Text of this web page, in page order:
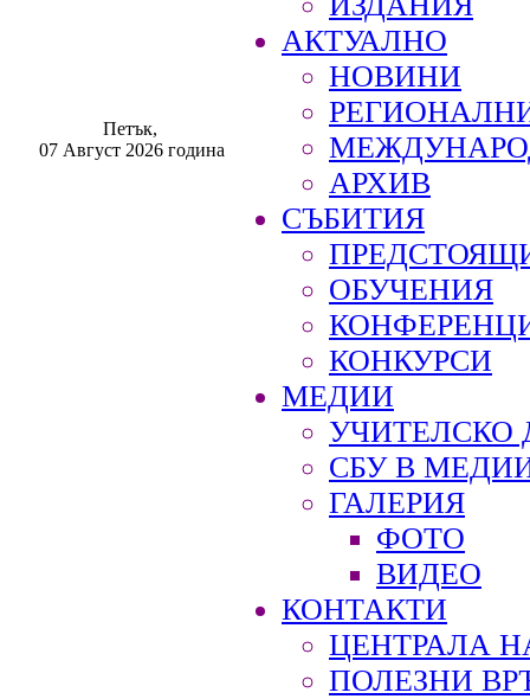
Петък,
07 Август 2026 година
АКТУАЛНО
НОВИНИ
АРХИВ
СЪБИТИЯ
ОБУЧЕНИЯ
КОНКУРСИ
МЕДИИ
УЧИТЕЛСКО
СБУ В
ГАЛЕРИЯ
ФОТО
ВИДЕО
КОНТАКТИ
ЦЕНТРАЛА
ПОЛЕЗНИ